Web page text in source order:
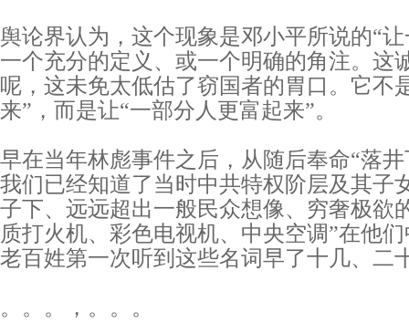
舆论界认为，这个现象是邓小平所说的“
一个充分的定义、或一个明确的角注。这
呢，这未免太低估了窃国者的胃口。它不
来”，而是让“一部分人更富起来”。
早在当年林彪事件之后，从随后奉命“落
我们已经知道了当时中共特权阶层及其子
子下、远远超出一般民众想像、穷奢极欲
质打火机、彩色电视机、中央空调”在他
老百姓第一次听到这些名词早了十几、二
。。。，。。。